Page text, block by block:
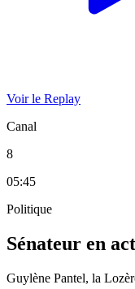
Voir le Replay
Canal
8
05:45
Politique
Sénateur en
Guylène Pantel, la